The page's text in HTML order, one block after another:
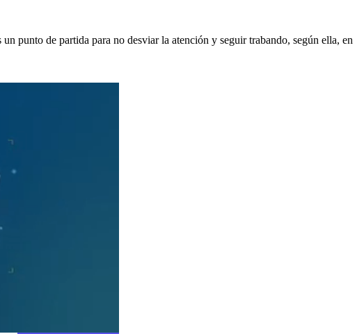
punto de partida para no desviar la atención y seguir trabando, según ella, en